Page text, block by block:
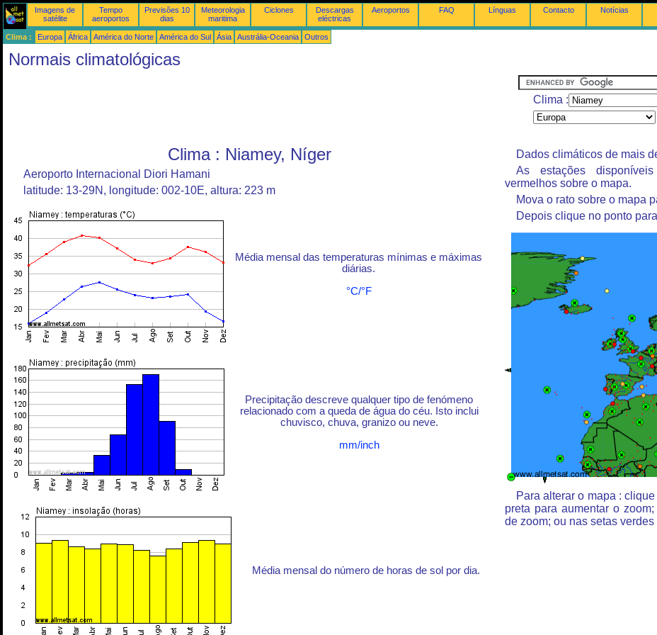
Imagens de
satélite
Tempo
aeroportos
Previsões 10
dias
Meteorologia
maritima
Ciclones
Descargas
eléctricas
Aeroportos FAQ Línguas Contacto Notícias
Clima : Europa África América do Norte América do Sul Ásia Austrália-Oceania Outros
Normais climatológicas
Clima :
Clima : Niamey, Níger
Aeroporto Internacional Diori Hamani
latitude: 13-29N, longitude: 002-10E, altura: 223 m
Média mensal das temperaturas mínimas e máximas
diárias.
°C/°F
Precipitação descreve qualquer tipo de fenómeno
relacionado com a queda de água do céu. Isto inclui
chuvisco, chuva, granizo ou neve.
mm/inch
Média mensal do número de horas de sol por dia.
Dados climáticos de mais
As estações
vermelhos sobre o mapa.
Mova o rato sobre o mapa
Depois clique no ponto
Para alterar o mapa :
preta para aumentar o
de zoom; ou nas setas